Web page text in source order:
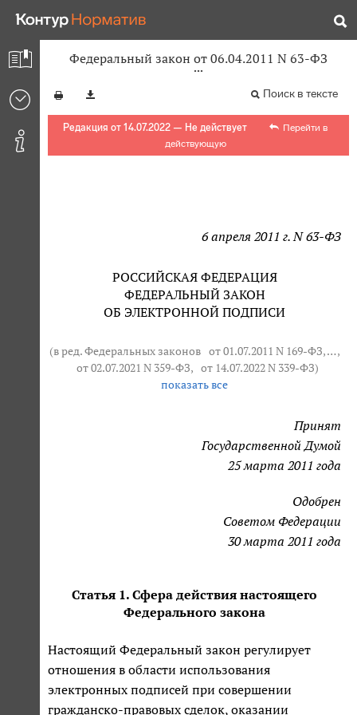
Федеральный закон от 06.04.2011 N 63-ФЗ
Поиск в тексте
Редакция от 14.07.2022 — Не действует
Перейти в
действующую
6 апреля 2011 г. N 63-ФЗ
РОССИЙСКАЯ ФЕДЕРАЦИЯ
ФЕДЕРАЛЬНЫЙ ЗАКОН
ОБ ЭЛЕКТРОННОЙ ПОДПИСИ
(в ред. Федеральных законов от 01.07.2011 N 169-ФЗ, … ,
от 02.07.2021 N 359-ФЗ, от 14.07.2022 N 339-ФЗ)
показать все
Принят
Государственной Думой
25 марта 2011 года
Одобрен
Советом Федерации
30 марта 2011 года
Статья 1. Сфера действия настоящего
Федерального закона
Настоящий Федеральный закон регулирует
отношения в области использования
электронных подписей при совершении
гражданско-правовых сделок, оказании